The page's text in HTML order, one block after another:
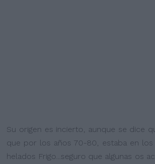
Su origen es incierto, aunque se dice
que por los años 70-80, estaba en
helados Frigo...seguro que algunas os